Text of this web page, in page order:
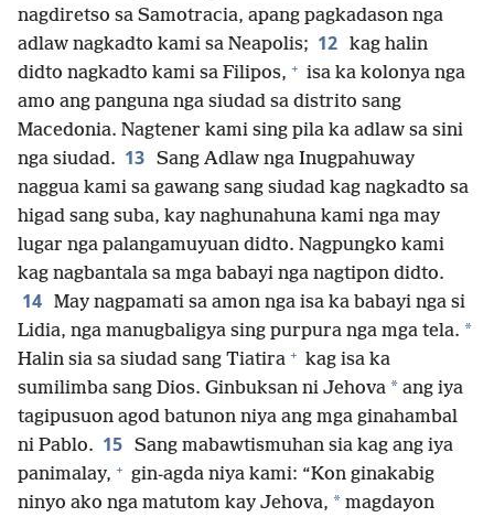
nagdiretso sa Samotracia, apang pagkadason nga
adlaw nagkadto kami sa Neapolis; 12 kag halin
didto nagkadto kami sa Filipos, + isa ka kolonya nga
amo ang panguna nga siudad sa distrito sang
Macedonia. Nagtener kami sing pila ka adlaw sa sini
nga siudad. 13 Sang Adlaw nga Inugpahuway
naggua kami sa gawang sang siudad kag nagkadto sa
higad sang suba, kay naghunahuna kami nga may
lugar nga palangamuyuan didto. Nagpungko kami
kag nagbantala sa mga babayi nga nagtipon didto.
14 May nagpamati sa amon nga isa ka babayi nga si
Lidia, nga manugbaligya sing purpura nga mga tela. *
Halin sia sa siudad sang Tiatira + kag isa ka
sumilimba sang Dios. Ginbuksan ni Jehova * ang iya
tagipusuon agod batunon niya ang mga ginahambal
ni Pablo. 15 Sang mabawtismuhan sia kag ang iya
panimalay, + gin-agda niya kami: “Kon ginakabig
ninyo ako nga matutom kay Jehova, * magdayon